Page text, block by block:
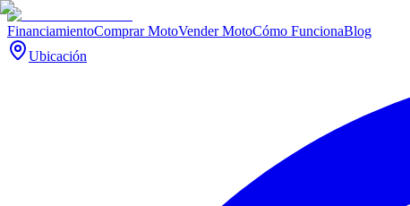
FinanciamientoComprar MotoVender MotoCómo FuncionaBlog
Ubicación